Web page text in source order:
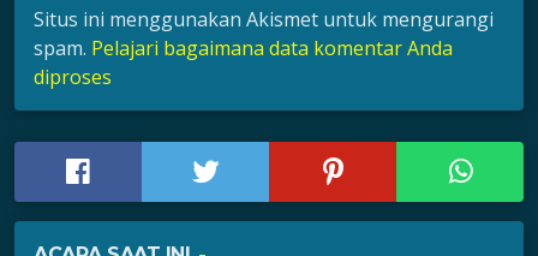
Situs ini menggunakan Akismet untuk mengurangi
spam. Pelajari bagaimana data komentar Anda
diproses